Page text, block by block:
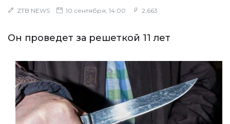
ZTB NEWS 10 сентября, 14:00 2,663
Он проведет за решеткой 11 лет